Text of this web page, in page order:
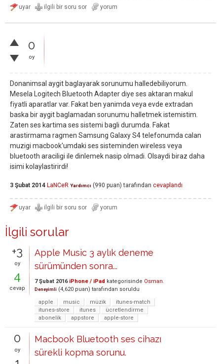
0
oy
Donanimsal aygit baglayarak sorunumu halledebiliyorum.
Mesela Logitech Bluetooth Adapter diye ses aktaran makul
fiyatli aparatlar var. Fakat ben yanimda veya evde extradan
baska bir aygit baglamadan sorunumu halletmek istemistim.
Zaten ses kartima ses sistemi bagli durumda. Fakat
arastirmama ragmen Samsung Galaxy S4 telefonumda calan
muzigi macbook'umdaki ses sisteminden wireless veya
bluetooth araciligi ile dinlemek nasip olmadi. Olsaydi biraz daha
isimi kolaylastirirdi!
3 Şubat 2014 LaNCeR Yardımcı (990 puan) tarafından cevaplandı
İlgili sorular
+3
oy
4
cevap
Apple Music 3 aylık deneme
sürümünden sonra...
7 Şubat 2016 iPhone / iPad kategorisinde Osman.
Deneyimli (4,620 puan) tarafından soruldu
apple
music müzik
itunes-match
itunes-store
itunes
ücretlendirme
abonelik
appstore apple-store
0
oy
Macbook Bluetooth ses cihazı
sürekli kopma sorunu.